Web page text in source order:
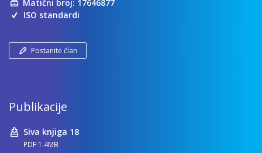
Matični broj: 17646877
ISO standardi
Postanite član
Publikacije
Siva knjiga 18
PDF 1.4MB